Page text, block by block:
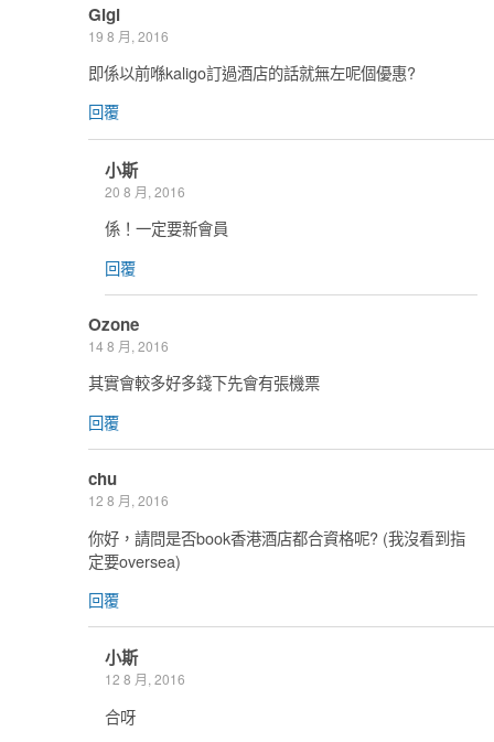
Gigi
19 8 月, 2016
即係以前喺kaligo訂過酒店的話就無左呢個優惠?
回覆
小斯
20 8 月, 2016
係！一定要新會員
回覆
Ozone
14 8 月, 2016
其實會較多好多錢下先會有張機票
回覆
chu
12 8 月, 2016
你好，請問是否book香港酒店都合資格呢? (我沒看到指
定要oversea)
回覆
小斯
12 8 月, 2016
合呀